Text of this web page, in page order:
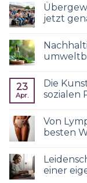
jetzt
23
Apr.
Die
sozialen
Von
besten
einer